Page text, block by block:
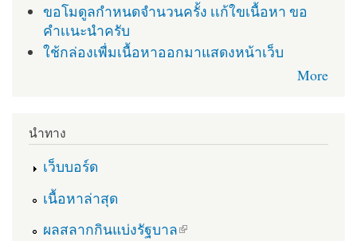
ขอโมดูลกำหนดจำนวนครั้ง เเก้ใขเนื้อหา ขอ
คำเเนะนำครับ
ใช้กล่องเพื่มเนื้อหาออกมาแสดงหน้าเว็บ
More
นำทาง
เว็บบอร์ด
เนื้อหาล่าสุด
ผลสลากกินแบ่งรัฐบาล
(link is external)